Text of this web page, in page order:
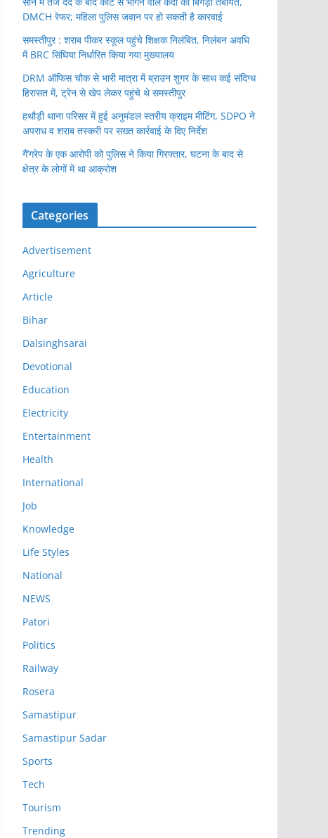
DMCH रेफर; महिला पुलिस जवान पर हो सकती है कारवाई
समस्तीपुर : शराब पीकर स्कूल पहुंचे शिक्षक निलंबित, निलंबन अवधि
में BRC सिंघिया निर्धारित किया गया मुख्यालय
DRM ऑफिस चौक से भारी मात्रा में ब्राउन शुगर के साथ कई संदिग्ध
हिरासत में, ट्रेन से खेप लेकर पहुंचे थे समस्तीपुर
हथौड़ी थाना परिसर में हुई अनुमंडल स्तरीय क्राइम मीटिंग, SDPO ने
अपराध व शराब तस्करी पर सख्त कार्रवाई के दिए निर्देश
गैं’गरेप के एक आरोपी को पुलिस ने किया गिरफ्तार, घटना के बाद से
क्षेत्र के लोगों में था आक्रोश
Categories
Advertisement
Agriculture
Article
Bihar
Dalsinghsarai
Devotional
Education
Electricity
Entertainment
Health
International
Job
Knowledge
Life Styles
National
NEWS
Patori
Politics
Railway
Rosera
Samastipur
Samastipur Sadar
Sports
Tech
Tourism
Trending